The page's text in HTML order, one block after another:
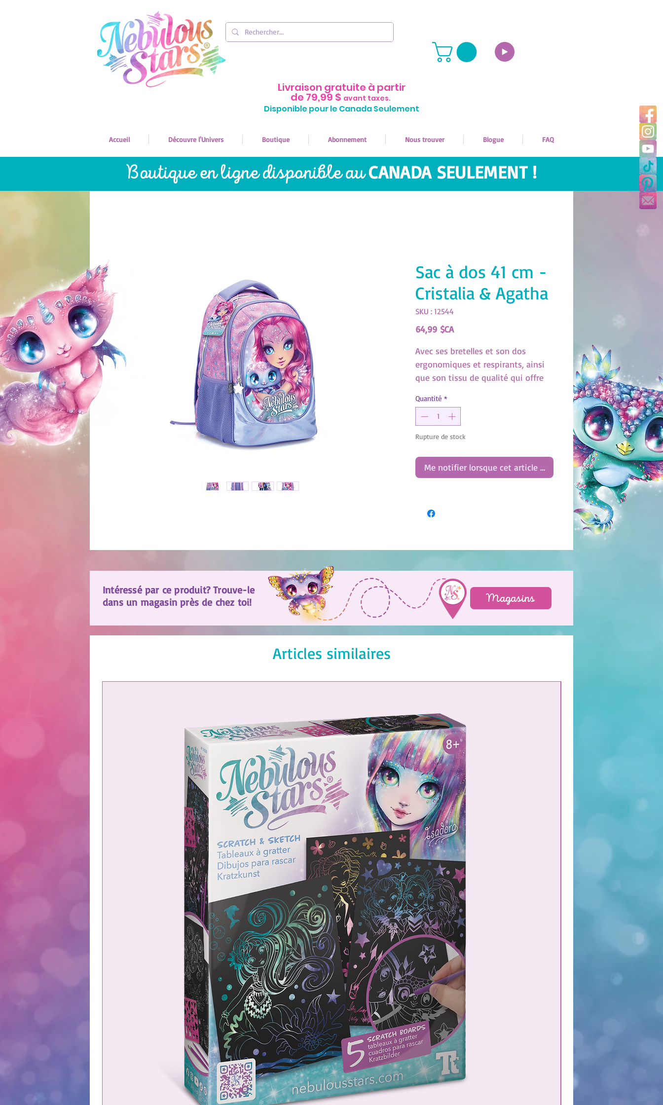
Livraison gratuite à partir
de 79,99 $ avant taxes.
Disponible pour le Canada Seulement
Accueil Découvre l'Univers Boutique Abonnement Nous trouver Blogue FAQ
Boutique en ligne disponible auCANADA SEULEMENT !
Sac à dos 41 cm -
Cristalia & Agatha
SKU : 12544
64,99 $CAPrix
Avec ses bretelles et son dos
ergonomiques et respirants, ainsi
que son tissu de qualité qui offre
dos élégant sera ton compagnon
idéal pour l'école. (SKU:12544)
Quantité *
Rupture de stock
Me notifier lorsque cet article est disponible
Intéressé par ce produit? Trouve-le
dans un magasin près de chez toi!
Magasins
Articles similaires